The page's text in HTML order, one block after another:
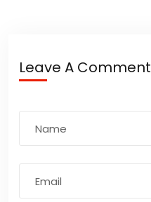
Leave A Comment